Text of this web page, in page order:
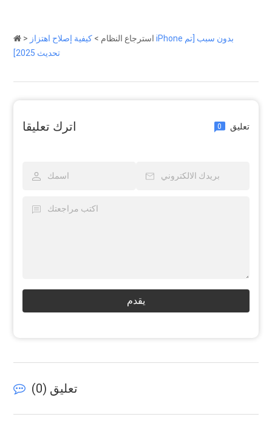
> استرجاع النظام > كيفية إصلاح اهتزاز iPhone بدون سبب [تم
تحديث 2025]
اترك تعليقا 0 تعليق
يقدم
تعليق ( 0
)